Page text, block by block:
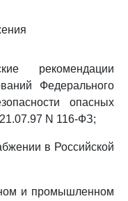
рекомендации
Федерального
опасных
N 116-ФЗ;
в Российской
и промышленном